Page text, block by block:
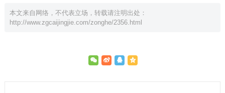
本文来自网络，不代表立场，转载请注明出处：
http://www.zgcaijingjie.com/zonghe/2356.html